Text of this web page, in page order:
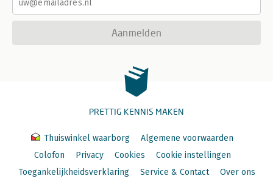
Aanmelden
PRETTIG KENNIS MAKEN
Thuiswinkel waarborg
Algemene voorwaarden
Colofon
Privacy Cookies
Cookie instellingen
Toegankelijkheidsverklaring
Service & Contact Over ons